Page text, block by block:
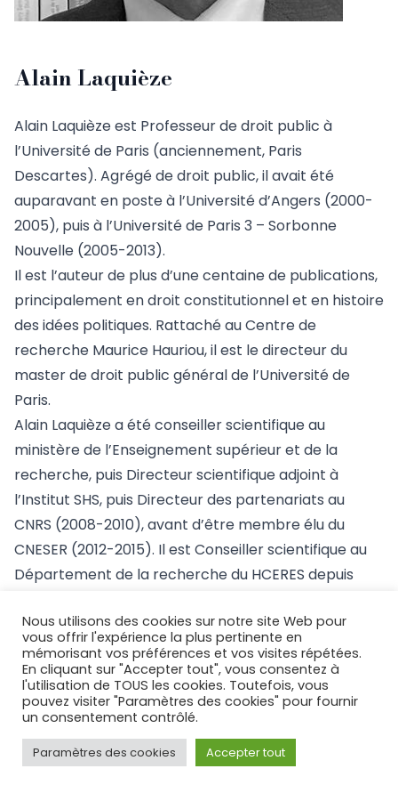
Alain Laquièze
Alain Laquièze est Professeur de droit public à
l’Université de Paris (anciennement, Paris
Descartes). Agrégé de droit public, il avait été
auparavant en poste à l’Université d’Angers (2000-
2005), puis à l’Université de Paris 3 – Sorbonne
Nouvelle (2005-2013).
Il est l’auteur de plus d’une centaine de publications,
principalement en droit constitutionnel et en histoire
des idées politiques. Rattaché au Centre de
recherche Maurice Hauriou, il est le directeur du
master de droit public général de l’Université de
Paris.
Alain Laquièze a été conseiller scientifique au
ministère de l’Enseignement supérieur et de la
recherche, puis Directeur scientifique adjoint à
l’Institut SHS, puis Directeur des partenariats au
CNRS (2008-2010), avant d’être membre élu du
CNESER (2012-2015). Il est Conseiller scientifique au
Département de la recherche du HCERES depuis
Nous utilisons des cookies sur notre site Web pour
vous offrir l'expérience la plus pertinente en
mémorisant vos préférences et vos visites répétées.
En cliquant sur "Accepter tout", vous consentez à
l'utilisation de TOUS les cookies. Toutefois, vous
pouvez visiter "Paramètres des cookies" pour fournir
un consentement contrôlé.
Paramètres des cookies Accepter tout